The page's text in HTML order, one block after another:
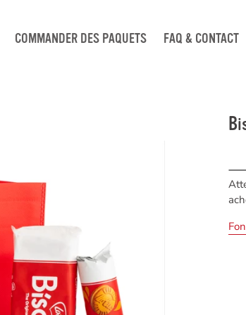
COMMANDER DES PAQUETS FAQ & CONTACT